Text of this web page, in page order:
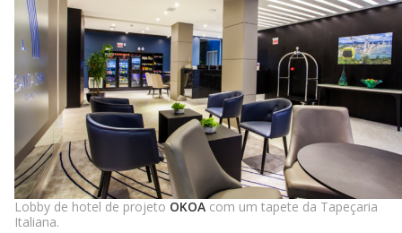
Lobby de hotel de projeto OKOA com um tapete da Tapeçaria
Italiana.